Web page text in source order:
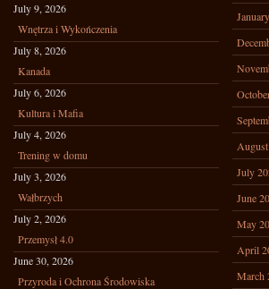
July 9, 2026
Wnętrza i Wykończenia
July 8, 2026
Kanada
July 6, 2026
Kultura i Mafia
July 4, 2026
Trening w domu
July 3, 2026
Wałbrzych
July 2, 2026
Przemysł 4.0
June 30, 2026
Przyroda i Ochrona Środowiska
July
June
May
April
March